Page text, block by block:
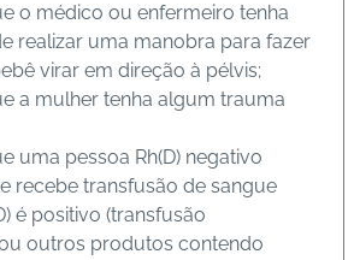
o médico ou enfermeiro tenha
realizar uma manobra para fazer
virar em direção à pélvis;
a mulher tenha algum trauma
uma pessoa Rh(D) negativo
recebe transfusão de sangue
é positivo (transfusão
outros produtos contendo